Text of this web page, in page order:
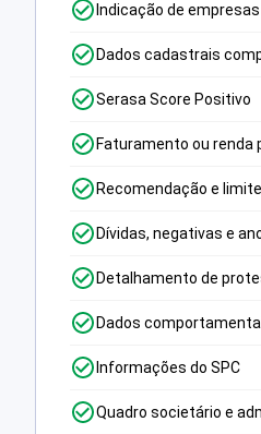
Indicação de
Dados cadastrais
Serasa Score Positivo
Faturamento ou renda
Recomendação e
Dívidas, negativas e
Detalhamento de
Dados
Informações do SPC
Quadro societário e